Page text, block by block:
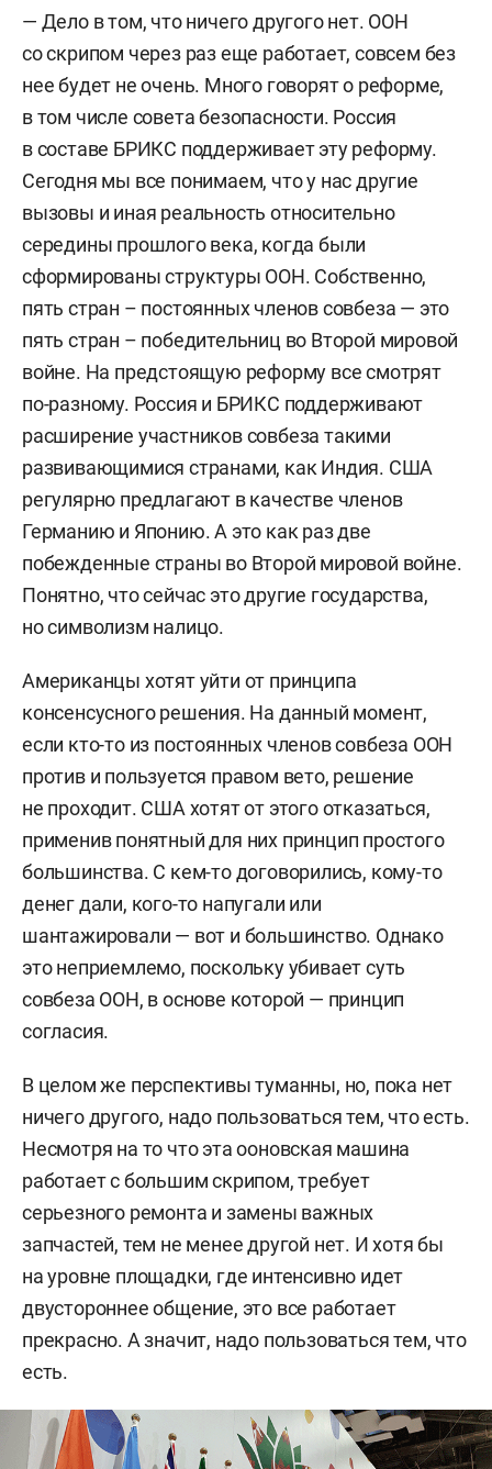
— Дело в том, что ничего другого нет. ООН
со скрипом через раз еще работает, совсем без
нее будет не очень. Много говорят о реформе,
в том числе совета безопасности. Россия
в составе БРИКС поддерживает эту реформу.
Сегодня мы все понимаем, что у нас другие
вызовы и иная реальность относительно
середины прошлого века, когда были
сформированы структуры ООН. Собственно,
пять стран – постоянных членов совбеза — это
пять стран – победительниц во Второй мировой
войне. На предстоящую реформу все смотрят
по-разному. Россия и БРИКС поддерживают
расширение участников совбеза такими
развивающимися странами, как Индия. США
регулярно предлагают в качестве членов
Германию и Японию. А это как раз две
побежденные страны во Второй мировой войне.
Понятно, что сейчас это другие государства,
но символизм налицо.
Американцы хотят уйти от принципа
консенсусного решения. На данный момент,
если кто-то из постоянных членов совбеза ООН
против и пользуется правом вето, решение
не проходит. США хотят от этого отказаться,
применив понятный для них принцип простого
большинства. С кем-то договорились, кому-то
денег дали, кого-то напугали или
шантажировали — вот и большинство. Однако
это неприемлемо, поскольку убивает суть
совбеза ООН, в основе которой — принцип
согласия.
В целом же перспективы туманны, но, пока нет
ничего другого, надо пользоваться тем, что есть.
Несмотря на то что эта ооновская машина
работает с большим скрипом, требует
серьезного ремонта и замены важных
запчастей, тем не менее другой нет. И хотя бы
на уровне площадки, где интенсивно идет
двустороннее общение, это все работает
прекрасно. А значит, надо пользоваться тем, что
есть.